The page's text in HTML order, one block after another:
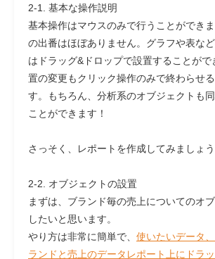
2-1. 基本な操作説明
基本操作はマウスのみで行うことができ
の出番はほぼありません。グラフや表な
はドラッグ&ドロップで設置することがで
置の変更もクリック操作のみで終わらせ
す。もちろん、分析系のオブジェクトも
ことができます！
さっそく、レポートを作成してみましょう
2-2. オブジェクトの設置
まずは、ブランド毎の売上についてのオ
したいと思います。
やり方は非常に簡単で、 使いたいデータ
ランドと売上のデータレポート上にドラ